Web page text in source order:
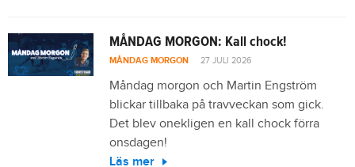
MÅNDAG MORGON: Kall chock!
MÅNDAG MORGON 27 JULI 2026
Måndag morgon och Martin Engström
blickar tillbaka på travveckan som gick.
Det blev onekligen en kall chock förra
onsdagen!
Läs mer